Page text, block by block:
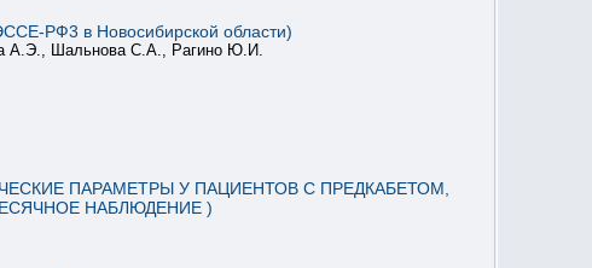
РФ3 в Новосибирской области)
А.Э., Шальнова С.А., Рагино Ю.И.
ПАРАМЕТРЫ У ПАЦИЕНТОВ С ПРЕДКАБЕТОМ,
НАБЛЮДЕНИЕ )